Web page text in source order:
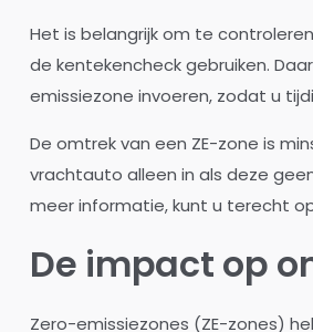
Het is belangrijk om te
de kentekencheck gebruiken.
emissiezone invoeren, zodat u
De omtrek van een ZE-zone is
vrachtauto alleen in als deze
meer informatie, kunt u terecht
De impact op
Zero-emissiezones (ZE-zones)